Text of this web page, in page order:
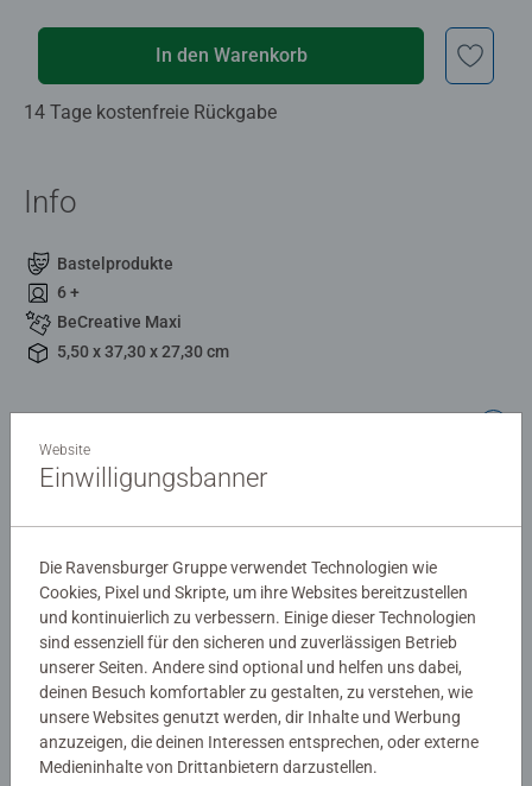
In den Warenkorb
14 Tage kostenfreie Rückgabe
Info
Bastelprodukte
6 +
BeCreative Maxi
5,50 x 37,30 x 27,30 cm
Im BeCreative Bastelset „DIY Party Set“ von Ravensburger
einfach gehaltene Anleitung führt Schritt für Schritt durch
jedes Projekt und garantiert ein schönes Endergebnis.
Im BeCreative Disney Stitch DIY Party Set ist alles
enthalten, um 7 Tischkärtchen sowie eine Girlande und
bunte Dekoration als Vorbereitung auf die Disney Stitch
Party zu basteln. Außerdem werden 7 Geschenktüten
gestaltet, die zum Überreichen des Bastelmaterials für
Details
Artikelnummer:
12028025
EAN:
4005555280255
Warnhinweise und Herstellerinformation
Website
Einwilligungsbanner
Die Ravensburger Gruppe verwendet Technologien wie
Cookies, Pixel und Skripte, um ihre Websites bereitzustellen
und kontinuierlich zu verbessern. Einige dieser Technologien
sind essenziell für den sicheren und zuverlässigen Betrieb
unserer Seiten. Andere sind optional und helfen uns dabei,
deinen Besuch komfortabler zu gestalten, zu verstehen, wie
unsere Websites genutzt werden, dir Inhalte und Werbung
anzuzeigen, die deinen Interessen entsprechen, oder externe
Medieninhalte von Drittanbietern darzustellen.